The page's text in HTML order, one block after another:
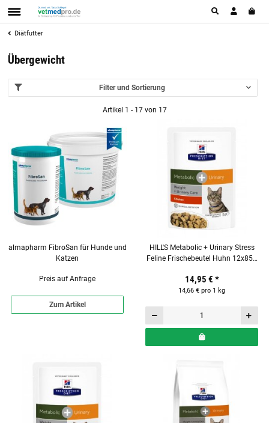
Diätfutter
Übergewicht
Filter und Sortierung
Artikel 1 - 17 von 17
almapharm FibroSan für Hunde und
Katzen
Preis auf Anfrage
Zum Artikel
HILL'S Metabolic + Urinary Stress
Feline Frischebeutel Huhn 12x85g
14,95 € *
14,66 € pro 1 kg